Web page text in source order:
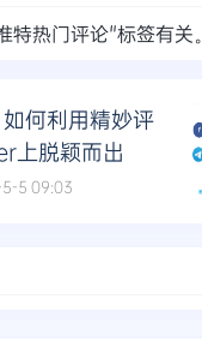
特热门评论"标签有关。
何利用精妙评
上脱颖而出
5 09:03